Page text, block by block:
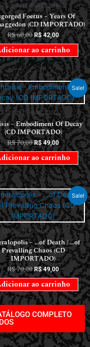
CDS INTERNACIONAIS
Foetus – Years Of
(CD IMPORTADO)
R$60,00 R$ 42,00
ao carrinho
Sale!
CDS INTERNACIONAIS
– Embodiment Of Decay
(CD IMPORTADO)
R$70,00 R$49,00
ao carrinho
Sale!
CDS INTERNACIONAIS
– …of Death / …of
Prevalling Chaos (CD
IMPORTADO)
R$70,00 R$ 49,00
ao carrinho
COMPLETO